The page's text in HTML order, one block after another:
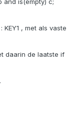
and is(empty) c;
, met als vaste
daarin de laatste if